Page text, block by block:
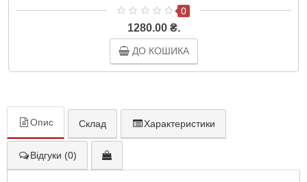
0
1280.00 ₴.
ДО КОШИКА
Опис Склад Характеристики
Відгуки (0)